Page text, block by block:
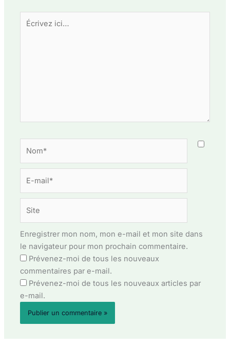
Écrivez
mail*
Enregistrer mon nom, mon e-mail et mon site dans
le navigateur pour mon prochain commentaire.
Prévenez-moi de tous les nouveaux
commentaires par e-mail.
Prévenez-moi de tous les nouveaux articles par
e-mail.